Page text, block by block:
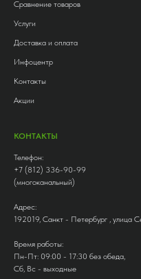
Сравнение товаров
Услуги
Доставка и оплата
Инфоцентр
Контакты
Акции
КОНТАКТЫ
Телефон:
+7 (812) 336-90-99
(многоканальный)
Адрес:
192019, Санкт - Петербург , улица
Время работы:
Пн-Пт: 09:00 - 17:30 без обеда,
Сб, Вс - выходные